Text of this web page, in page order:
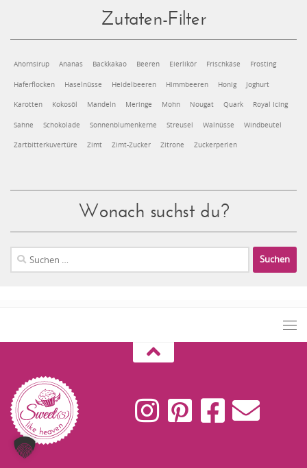
Zutaten-Filter
Ahornsirup Ananas Backkakao Beeren Eierlikör Frischkäse Frosting
Haferflocken Haselnüsse Heidelbeeren Himmbeeren Honig Joghurt
Karotten Kokosöl Mandeln Meringe Mohn Nougat Quark Royal Icing
Sahne Schokolade Sonnenblumenkerne Streusel Walnüsse Windbeutel
Zartbitterkuvertüre Zimt Zimt-Zucker Zitrone Zuckerperlen
Wonach suchst du?
Suchen
nach: